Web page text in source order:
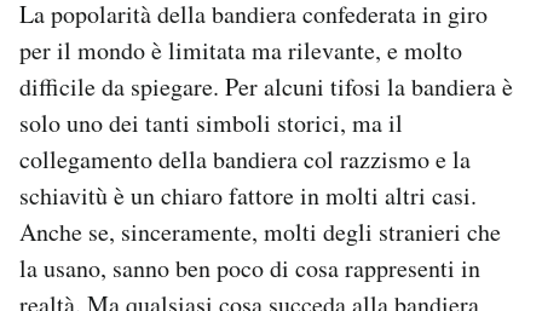
La popolarità della bandiera confederata in giro
per il mondo è limitata ma rilevante, e molto
difficile da spiegare. Per alcuni tifosi la bandiera è
solo uno dei tanti simboli storici, ma il
collegamento della bandiera col razzismo e la
schiavitù è un chiaro fattore in molti altri casi.
Anche se, sinceramente, molti degli stranieri che
la usano, sanno ben poco di cosa rappresenti in